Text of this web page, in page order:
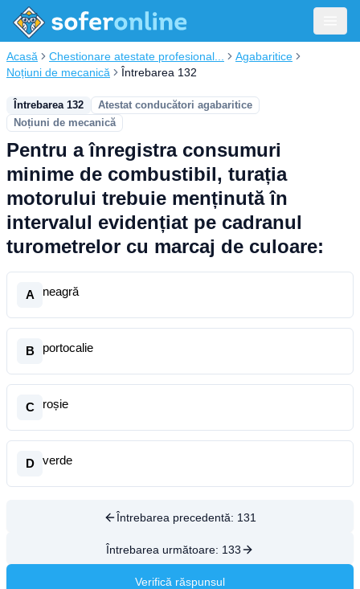
Acasă Chestionare atestate profesional...
Agabaritice
Noțiuni de mecanică
Întrebarea 132
Întrebarea 132
Atestat conducători agabaritice
Noțiuni de mecanică
Pentru a înregistra consumuri
minime de combustibil, turația
motorului trebuie menținută în
intervalul evidențiat pe cadranul
turometrelor cu marcaj de culoare:
A neagră
B portocalie
C roșie
D verde
Întrebarea precedentă: 131
Întrebarea următoare: 133
Verifică răspunsul